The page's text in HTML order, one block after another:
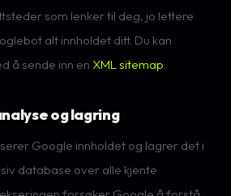
som lenker til deg, jo lettere
alt innholdet ditt. Du kan
å sende inn en XML sitemap.
og lagring
Google innholdet og lagrer det i
database over alle kjente